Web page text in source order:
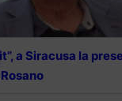
a Siracusa la